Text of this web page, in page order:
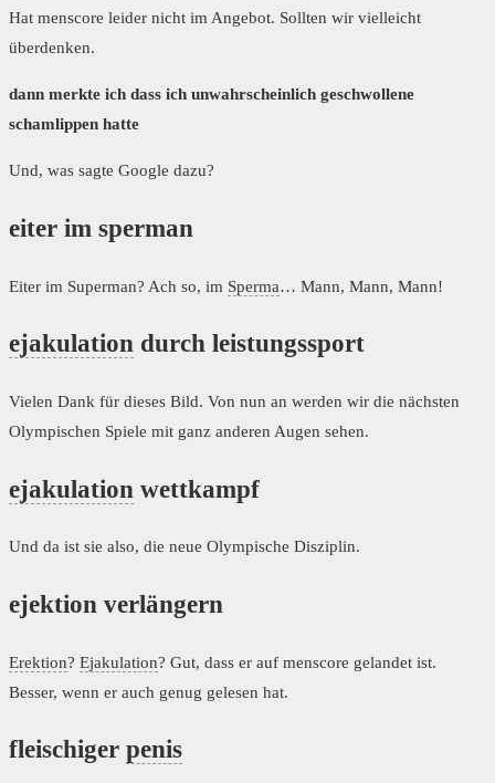
Hat menscore leider nicht im Angebot. Sollten wir vielleicht
überdenken.
dann merkte ich dass ich unwahrscheinlich geschwollene
schamlippen hatte
Und, was sagte Google dazu?
eiter im sperman
Eiter im Superman? Ach so, im Sperma… Mann, Mann, Mann!
ejakulation durch leistungssport
Vielen Dank für dieses Bild. Von nun an werden wir die nächsten
Olympischen Spiele mit ganz anderen Augen sehen.
ejakulation wettkampf
Und da ist sie also, die neue Olympische Disziplin.
ejektion verlängern
Erektion? Ejakulation? Gut, dass er auf menscore gelandet ist.
Besser, wenn er auch genug gelesen hat.
fleischiger penis